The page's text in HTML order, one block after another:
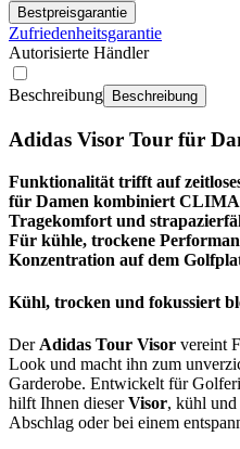
Bestpreisgarantie
Zufriedenheitsgarantie
Autorisierte Händler
Beschreibung Beschreibung
Adidas Visor Tour für
Funktionalität trifft auf
für Damen kombiniert
Tragekomfort und
Für kühle, trockene
Konzentration auf dem
Kühl, trocken und fokussiert
DerAdidas Tour Visor vereint
Look und macht ihn zum
Garderobe. Entwickelt für
hilft Ihnen dieserVisor, kühl
Abschlag oder bei einem